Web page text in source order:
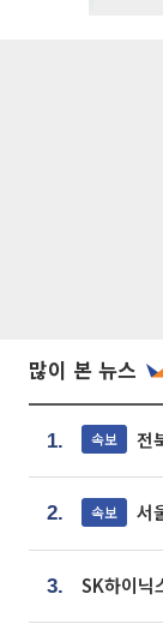
많이 본 뉴스
1. 속보 전
2. 속보 서
3.